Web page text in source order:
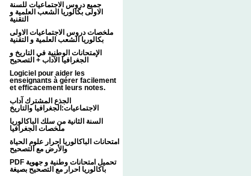
جميع دروس الاجتماعيات للسنة
الاولى بكالوريا الشعب العلمية و
التقنية
ملخصات دروس الاجتماعيات الاولى
بكالوريا الشعب العلمية و التقنية
الإمتحانات الوطنية في التاريخ و
الجغرافيا الآداب + التصحيح
Logiciel pour aider les
enseignants à gérer facilement
et efficacement leurs notes.
الجذع المشترك آداب
الاجتماعيات:الجغرافيا والتاريخ
السنة الثانية من سلك الباكالوريا
ملخصات الجغرافيا
امتحانات الباكالوريا احرار علوم الحياة
والأرض مع التصحيح
PDF تحميل امتحانات وطنية و جهوية
باكالوريا احرار مع التصحيح بصيغة